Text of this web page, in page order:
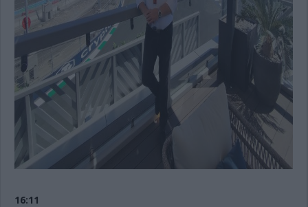
16:11